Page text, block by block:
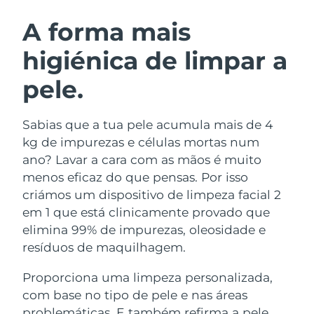
A forma mais
higiénica de limpar a
pele.
Sabias que a tua pele acumula mais de 4
kg de impurezas e células mortas num
ano? Lavar a cara com as mãos é muito
menos eficaz do que pensas. Por isso
criámos um dispositivo de limpeza facial 2
em 1 que está clinicamente provado que
elimina 99% de impurezas, oleosidade e
resíduos de maquilhagem.
Proporciona uma limpeza personalizada,
com base no tipo de pele e nas áreas
Limpeza facial
Anti-aging massage
LUNA™ 4 Plus
Massage, LED heating
LUNA™ 4 Men
Microcurrent toning
BEAR™ 2 go
Microcurrent toning on-the-go
BEAR™ 2 eyes & lips
Hidratação
UFO™ 3 kit
Deep facial hydration
UFO™ 3 LED
Near-infrared and red light therapy
device
Cuidado oral
issa™ 4
Hybrid silicone sonic toothbrush
Smart hybrid silicone sonic toothbrush
TRATAMENTO ANTIENVELHECIMENTO
FAQ™
Antienvelhecimento Tratamentos LED
Áustria
Barein Entrega prevista8/12/26
Bélgica
Bermudas Entrega prevista8/17/26
Bósnia e
Herzegovina
Entrega prevista8/14/26
Brunei Entrega prevista8/16/26
Bulgária Entrega prevista8/11/26
Chile Entrega prevista